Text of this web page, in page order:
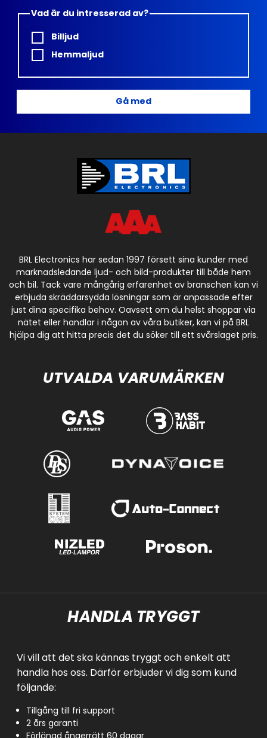
Vad är du intresserad av?
Billjud
Hemmaljud
Gå med
BRL Electronics har sedan 1997 försett sina kunder med
marknadsledande ljud- och bild-produkter till både hem
och bil. Tack vare mångårig erfarenhet av branschen kan vi
erbjuda skräddarsydda lösningar som är anpassade efter
just dina specifika behov. Oavsett om du helst shoppar via
nätet eller handlar i någon av våra butiker, kan vi på BRL
hjälpa dig att hitta precis det du söker till ett svårslaget pris.
UTVALDA VARUMÄRKEN
HANDLA TRYGGT
Vi vill att det ska kännas tryggt och enkelt att
handla hos oss. Därför erbjuder vi dig som kund
följande:
Tillgång till fri support
2 års garanti
Förlängd ångerrätt 60 dagar